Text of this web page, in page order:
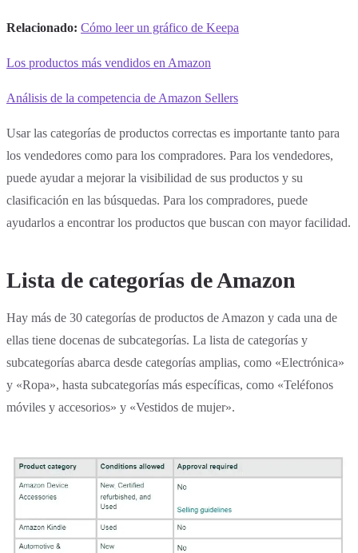
Relacionado: Cómo leer un gráfico de Keepa
Los productos más vendidos en Amazon
Análisis de la competencia de Amazon Sellers
Usar las categorías de productos correctas es importante tanto para
los vendedores como para los compradores. Para los vendedores,
puede ayudar a mejorar la visibilidad de sus productos y su
clasificación en las búsquedas. Para los compradores, puede
ayudarlos a encontrar los productos que buscan con mayor facilidad.
Lista de categorías de Amazon
Hay más de 30 categorías de productos de Amazon y cada una de
ellas tiene docenas de subcategorías. La lista de categorías y
subcategorías abarca desde categorías amplias, como «Electrónica»
y «Ropa», hasta subcategorías más específicas, como «Teléfonos
móviles y accesorios» y «Vestidos de mujer».